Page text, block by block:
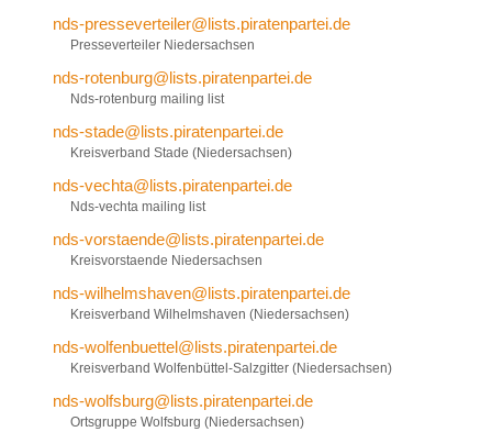
nds-presseverteiler@lists.piratenpartei.de
Presseverteiler Niedersachsen
nds-rotenburg@lists.piratenpartei.de
Nds-rotenburg mailing list
nds-stade@lists.piratenpartei.de
Kreisverband Stade (Niedersachsen)
nds-vechta@lists.piratenpartei.de
Nds-vechta mailing list
nds-vorstaende@lists.piratenpartei.de
Kreisvorstaende Niedersachsen
nds-wilhelmshaven@lists.piratenpartei.de
Kreisverband Wilhelmshaven (Niedersachsen)
nds-wolfenbuettel@lists.piratenpartei.de
Kreisverband Wolfenbüttel-Salzgitter (Niedersachsen)
nds-wolfsburg@lists.piratenpartei.de
Ortsgruppe Wolfsburg (Niedersachsen)